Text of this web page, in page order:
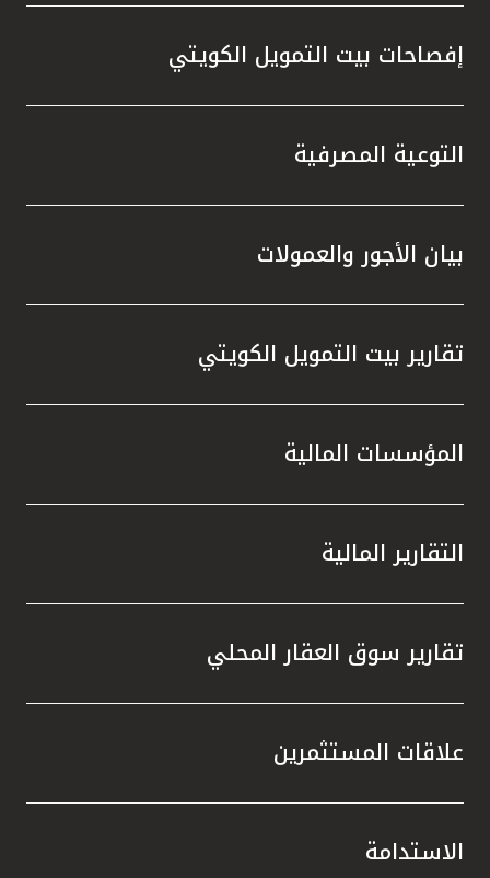
إفصاحات بيت التمويل الكويتي
التوعية المصرفية
بيان الأجور والعمولات
تقارير بيت التمويل الكويتي
المؤسسات المالية
التقارير المالية
تقارير سوق العقار المحلي
علاقات المستثمرين
الاستدامة